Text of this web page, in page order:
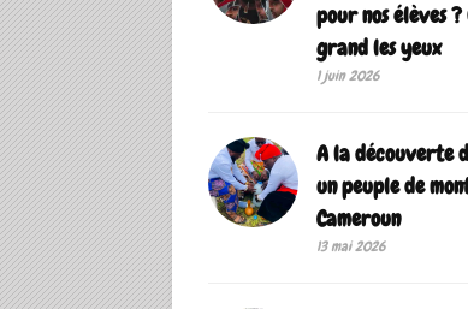
pour nos élèves ?
grand les yeux
1 juin 2026
A la découverte
un peuple de
Cameroun
13 mai 2026